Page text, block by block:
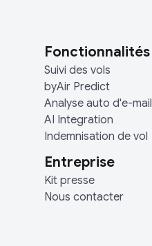
Fonctionnalités
Suivi des vols
byAir Predict
Analyse auto d'e-mail
AI Integration
Indemnisation de vol
Entreprise
Kit presse
Nous contacter